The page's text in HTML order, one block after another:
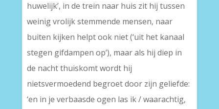
huwelijk’, in de trein naar huis zit hij tussen
weinig vrolijk stemmende mensen, naar
buiten kijken helpt ook niet (‘uit het kanaal
stegen gifdampen op’), maar als hij diep in
de nacht thuiskomt wordt hij
nietsvermoedend begroet door zijn geliefde:
‘en in je verbaasde ogen las ik / waarachtig,